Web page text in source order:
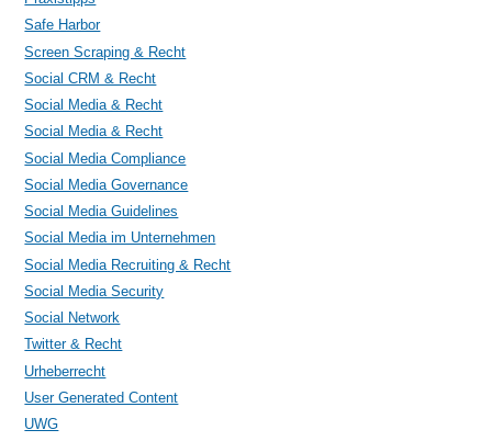
Safe Harbor
Screen Scraping & Recht
Social CRM & Recht
Social Media & Recht
Social Media & Recht
Social Media Compliance
Social Media Governance
Social Media Guidelines
Social Media im Unternehmen
Social Media Recruiting & Recht
Social Media Security
Social Network
Twitter & Recht
Urheberrecht
User Generated Content
UWG